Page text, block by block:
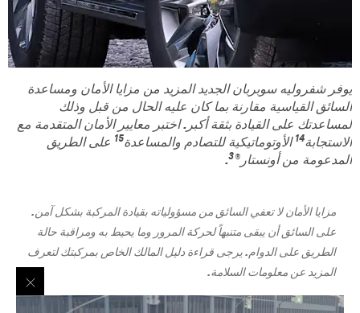
يوفر شفروليه سوبربان الجديد المزيد من مزايا الأمان ومساعدة
السائق القياسية مقارنة بما كان عليه الحال من قبل وذلك
لمساعدتك على القيادة بثقة أكبر. اختبر معايير الأمان المتقدمة مع
الاستجابة14الأوتوماتيكية للتصادم والمساعدة15 على الطريق
المدعومة من أونستار®3
.
مزايا الأمان لا تعفي السائق من مسؤولياته بقيادة المركبة بشكل آمن.
على السائق أن يبقى متنبهاً لحركة المرور وما يحيط به ومراقبة حالة
الطريق على الدوام. يرجى قراءة دليل المالك الخاص بمركبتك لتعرف
المزيد عن معلومات السلامة.